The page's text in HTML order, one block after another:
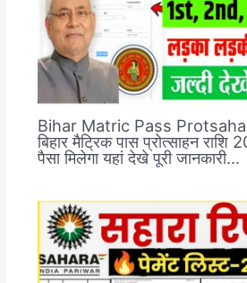
Bihar Matric Pass
बिहार मैट्रिक पास प्रोत्साहन
पैसा मिलेगा यहां देखे पूरी जानकारी…